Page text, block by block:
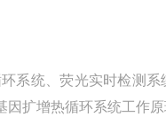
系统、荧光实时检测
扩增热循环系统工作